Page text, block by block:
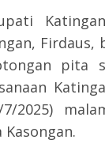
Firdaus,
pita
7/2025)